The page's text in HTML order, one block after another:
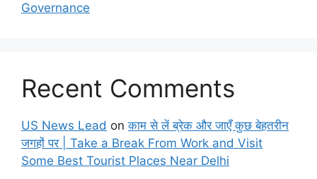
Governance
Recent Comments
US News Lead onकाम से लें ब्रेक और जाएँ कुछ बेहतरीन
जगहों पर | Take a Break From Work and Visit
Some Best Tourist Places Near Delhi